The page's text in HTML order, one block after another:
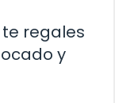
regales
y